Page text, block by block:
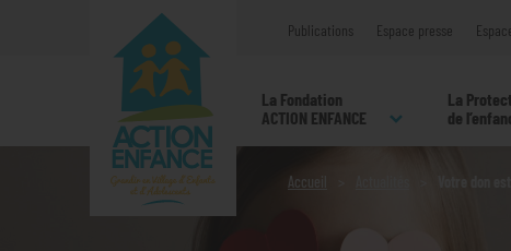
Publications Espace presse
La Fondation
ACTION ENFANCE
La
de
Accueil